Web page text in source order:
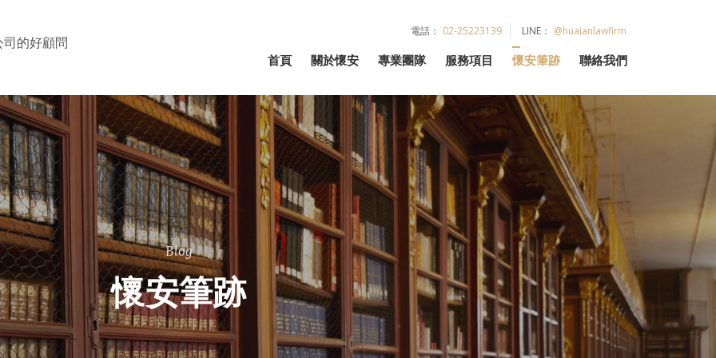
司的好顧問
電話： 02-25223139 LINE： @huaianlawfirm
⾸⾴ 關於懷安 專業團隊 服務項目 懷安筆跡 聯絡我們
Blog
懷安筆跡